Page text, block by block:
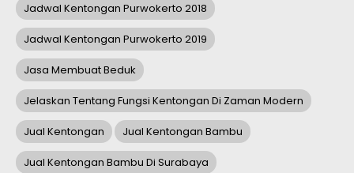
Jadwal Kentongan Purwokerto 2018
Jadwal Kentongan Purwokerto 2019
Jasa Membuat Beduk
Jelaskan Tentang Fungsi Kentongan Di Zaman Modern
Jual Kentongan Jual Kentongan Bambu
Jual Kentongan Bambu Di Surabaya